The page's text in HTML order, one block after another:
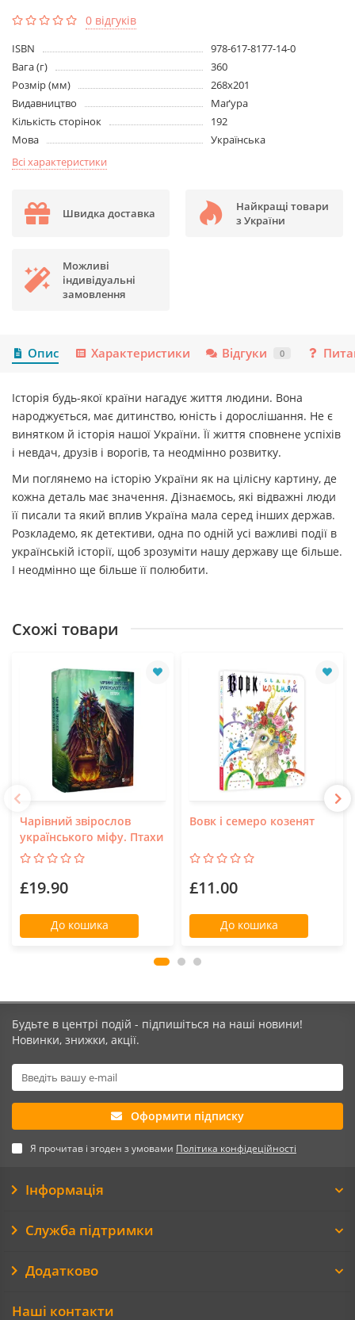
0 відгуків
ISBN
978-617-8177-14-0
Вага (г)
360
Розмір (мм)
268x201
Видавництво
Маґура
Кількість сторінок
192
Мова
Українська
Всі характеристики
Швидка доставка
Найкращі товари
з України
Можливі
індивідуальні
замовлення
Опис Характеристики Відгуки 0
Історія будь-якої країни нагадує життя людини. Вона
народжується, має дитинство, юність і дорослішання. Не є
винятком й історія нашої України. Її життя сповнене успіхів
і невдач, друзів і ворогів, та неодмінно розвитку.
Ми поглянемо на історію України як на цілісну картину, де
кожна деталь має значення. Дізнаємось, які відважні люди
її писали та який вплив Україна мала серед інших держав.
Розкладемо, як детективи, одна по одній усі важливі події в
українській історії, щоб зрозуміти нашу державу ще більше.
І неодмінно ще більше її полюбити.
Схожі товари
Чарівний звірослов
українського міфу. Птахи
£19.90
До кошика
Вовк і семеро козенят
£11.00
До кошика
Будьте в центрі подій - підпишіться на наші новини!
Новинки, знижки, акції.
Оформити підписку
Я прочитав і згоден з умовами Політика конфідеційності
Інформація
Служба підтримки
Додатково
Наші контакти